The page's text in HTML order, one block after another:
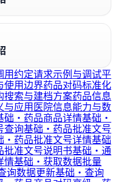
用约定请求示例与调试平
使用边界药品对码标准化
搜索与建档方案药品信息
与应用医院信息能力与数
础·药品商品详情基础·
查询基础·药品批准文号
·药品批准文号详情基础
准文号说明书基础·通
情基础·获取数据批量
询数据更新基础·查询